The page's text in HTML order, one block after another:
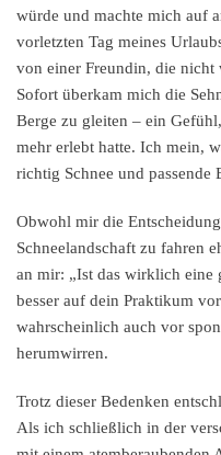
würde und machte mich auf
vorletzten Tag meines
von einer Freundin, die
Sofort überkam mich die
Berge zu gleiten – ein
mehr erlebt hatte. Ich mein,
richtig Schnee und passende
Obwohl mir die
Schneelandschaft zu fahren
an mir: „Ist das wirklich eine
besser auf dein Praktikum
wahrscheinlich auch vor
herumwirren.
Trotz dieser Bedenken
Als ich schließlich in der